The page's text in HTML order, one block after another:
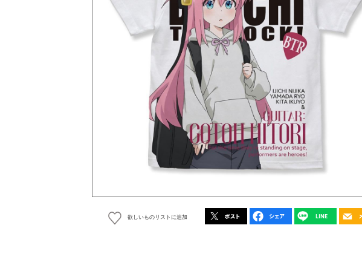
欲しいものリストに追加